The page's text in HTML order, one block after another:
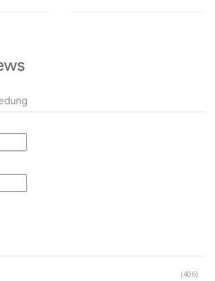
(406)